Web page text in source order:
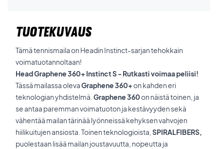
TUOTEKUVAUS
Tämä tennismaila on Headin Instinct-sarjan tehokkain
voimatuotannoltaan!
Head Graphene 360+ Instinct S - Rutkasti voimaa peliisi!
Tässä mailassa olevaGraphene 360+on kahden eri
teknologian yhdistelmä. Graphene 360on näistä toinen, ja
se antaa paremman voimatuoton ja kestävyyden sekä
vähentää mailan tärinää lyönneissä kehyksen vahvojen
hiilikuitujen ansiosta. Toinen teknologioista, SPIRALFIBERS,
puolestaan lisää mailan joustavuutta, nopeutta ja